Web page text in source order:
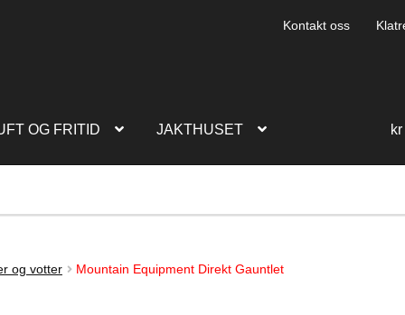
Kontakt oss
OG FRITID JAKTHUSET kr
og votter Mountain Equipment Direkt Gauntlet